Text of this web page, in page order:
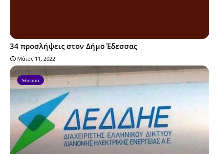
34 προσλήψεις στον Δήμο Έδεσσας
Μάιος 11, 2022
Έδεσσα